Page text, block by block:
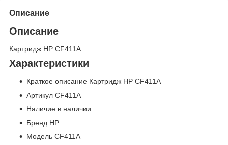
Описание
Описание
Картридж HP CF411A
Характеристики
Краткое описание Картридж HP CF411A
Артикул CF411A
Наличие в наличии
Бренд HP
Модель CF411A